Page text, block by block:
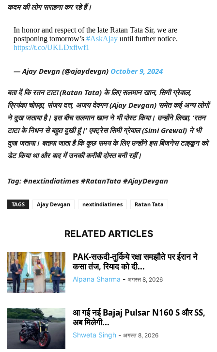
कदम की लोग सराहना कर रहे हैं।
In honor and respect of the late Ratan Tata Sir, we are
postponing tomorrow’s #AskAjayuntil further notice.
https://t.co/UKLDxfiwf1
— Ajay Devgn (@ajaydevgn) October 9, 2024
बता दें कि रतन टाटा (Ratan Tata) के लिए सलमान खान, सिमी ग्रेवाल,
प्रियंका चोपड़ा, संजय दत्त, अजय देवगन (Ajay Devgan) समेत कई अन्य लोगों
ने दुख जताया है। इस बीच सलमान खान ने भी पोस्ट किया। उन्होंने लिखा, ‘रतन
टाटा के निधन से बहुत दुखी हूं।’ एक्ट्रेस सिमी ग्रेवाल (Simi Grewal) ने भी
दुख जताया। बताया जाता है कि कुछ समय के लिए उन्होंने इस बिजनेस टाइकून को
डेट किया था और बाद में उनकी करीबी दोस्त बनी रहीं।
Tag: #nextindiatimes #RatanTata #AjayDevgan
TAGS Ajay Devgan nextindiatimes Ratan Tata
RELATED ARTICLES
PAK-सऊदी-तुर्किये रक्षा समझौते पर ईरान ने
कसा तंज, रियाद को दी...
Alpana Sharma - अगस्त 8, 2026
आ गई नई Bajaj Pulsar N160 S और SS,
अब मिलेगी...
Shweta Singh - अगस्त 8, 2026